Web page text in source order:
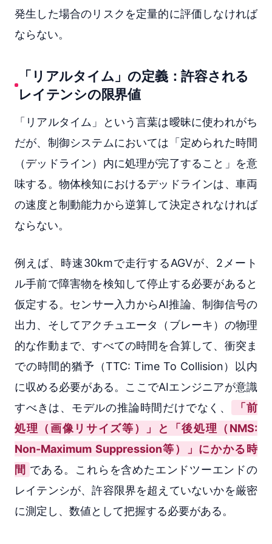
発生した場合のリスクを定量的に評価しなければ
ならない。
「リアルタイム」の定義：許容される
レイテンシの限界値
「リアルタイム」という言葉は曖昧に使われがち
だが、制御システムにおいては「定められた時間
（デッドライン）内に処理が完了すること」を意
味する。物体検知におけるデッドラインは、車両
の速度と制動能力から逆算して決定されなければ
ならない。
例えば、時速30kmで走行するAGVが、2メート
ル手前で障害物を検知して停止する必要があると
仮定する。センサー入力からAI推論、制御信号の
出力、そしてアクチュエータ（ブレーキ）の物理
的な作動まで、すべての時間を合算して、衝突ま
での時間的猶予（TTC: Time To Collision）以内
に収める必要がある。ここでAIエンジニアが意識
すべきは、モデルの推論時間だけでなく、
「前
処理（画像リサイズ等）」と「後処理（NMS:
Non-Maximum Suppression等）」にかかる時
間 である。これらを含めたエンドツーエンドの
レイテンシが、許容限界を超えていないかを厳密
に測定し、数値として把握する必要がある。